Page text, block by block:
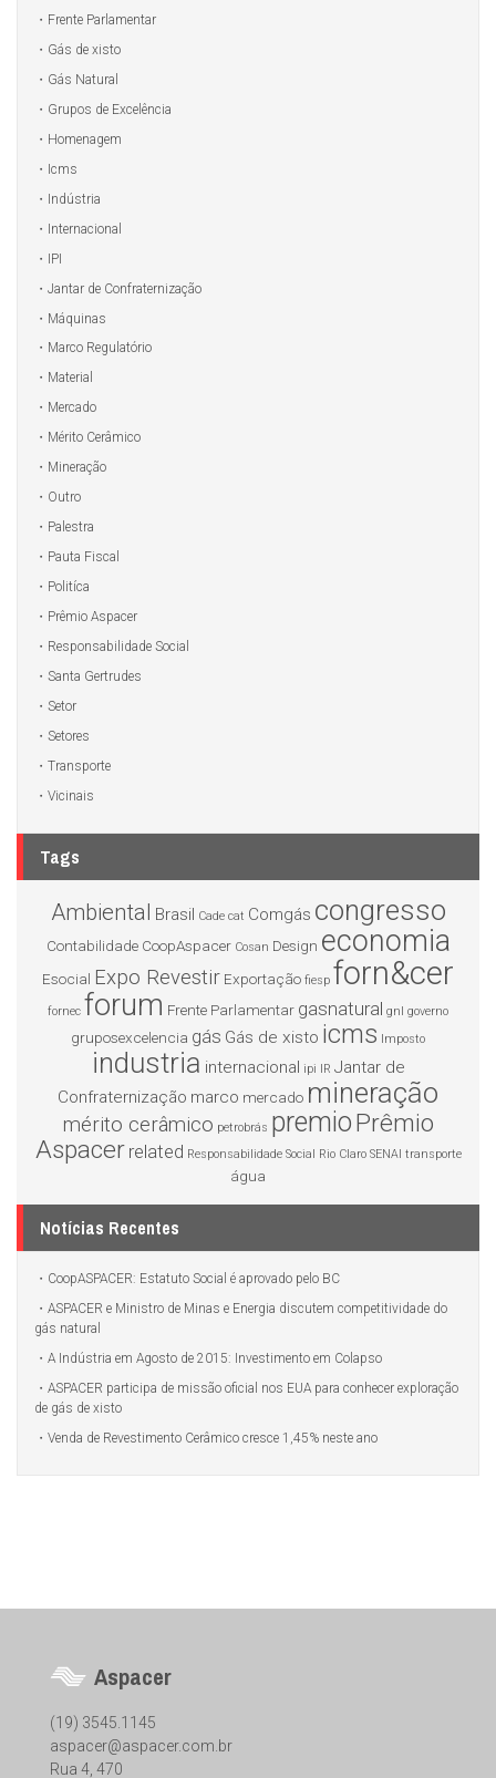
Frente Parlamentar
Gás de xisto
Gás Natural
Grupos de Excelência
Homenagem
Icms
Indústria
Internacional
IPI
Jantar de Confraternização
Máquinas
Marco Regulatório
Material
Mercado
Mérito Cerâmico
Mineração
Outro
Palestra
Pauta Fiscal
Politíca
Prêmio Aspacer
Responsabilidade Social
Santa Gertrudes
Setor
Setores
Transporte
Vicinais
Tags
Ambiental Brasil Cade cat Comgás congresso
Contabilidade CoopAspacer Cosan Design economia
Esocial Expo Revestir Exportação fiesp forn&cer
fornec forum Frente Parlamentar gasnatural gnl governo
gruposexcelencia gás Gás de xisto icms Imposto
industria internacional ipi IR Jantar de
Confraternização marco mercado mineração
mérito cerâmico petrobrás premioPrêmio
Aspacer related Responsabilidade Social Rio Claro SENAI transporte
água
Notícias Recentes
CoopASPACER: Estatuto Social é aprovado pelo BC
ASPACER e Ministro de Minas e Energia discutem competitividade do
gás natural
A Indústria em Agosto de 2015: Investimento em Colapso
ASPACER participa de missão oficial nos EUA para conhecer exploração
de gás de xisto
Venda de Revestimento Cerâmico cresce 1,45% neste ano
Aspacer
(19) 3545.1145
aspacer@aspacer.com.br
Rua 4, 470